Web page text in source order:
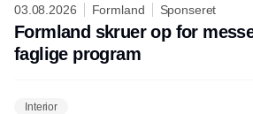
03.08.2026 Formland Sponseret
Formland skruer op for
faglige program
Interior